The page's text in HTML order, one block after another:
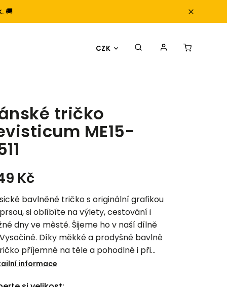
🚚
CZK
tričko
ME15-
Kč
bavlněné tričko s originální grafikou
si oblíbíte na výlety, cestování i
dny ve městě. Šijeme ho v naší dílně
Díky měkké a prodyšné bavlně
příjemné na těle a pohodlné i při
nošení.
informace